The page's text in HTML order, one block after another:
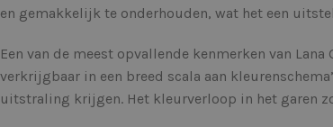
en gemakkelijk te onderhouden, wat het een
Een van de meest opvallende kenmerken van
verkrijgbaar in een breed scala aan
uitstraling krijgen. Het kleurverloop in het garen